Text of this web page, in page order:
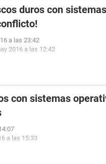
duros con sistemas
a las 23:42
2016 a las 12:42
con sistemas
a las 15:33